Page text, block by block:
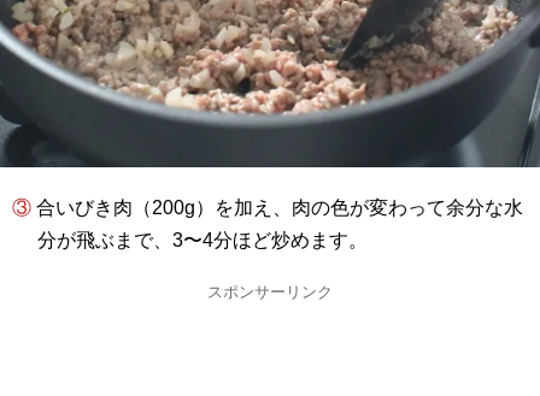
③ 合いびき肉（200g）を加え、肉の色が変わって余分な水
分が飛ぶまで、3〜4分ほど炒めます。
スポンサーリンク